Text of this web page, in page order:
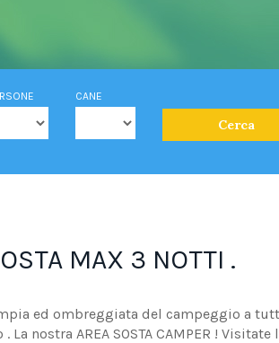
CANE
Cerca
MAX 3 NOTTI .
ed ombreggiata del campeggio a
nostra AREA SOSTA CAMPER ! Visitate